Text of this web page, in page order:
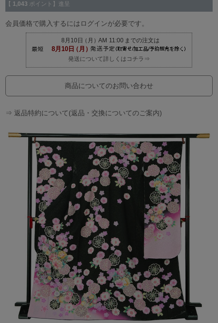
【 1,043 ポイント】進呈
会員価格で購入するにはログインが必要です。
発送について詳しくはコチラ⇒
商品についてのお問い合わせ
⇒ 返品特約について(返品・交換についてのご案内)